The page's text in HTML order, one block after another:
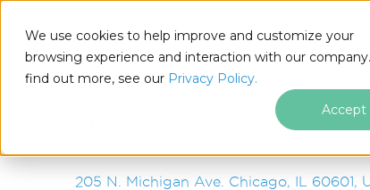
We use cookies to help improve and customize your
browsing experience and interaction with our
find out more, see our Privacy Policy.
Accept
IRONSOFTWARE
產品
企業
205 N. Michigan Ave. Chicago, IL 60601,